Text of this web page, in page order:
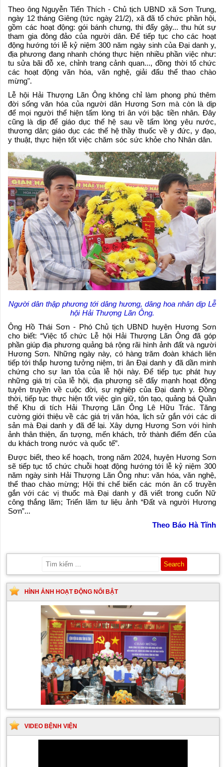
Theo ông Nguyễn Tiến Thích - Chủ tịch UBND xã Sơn Trung,
ngày 12 tháng Giêng (tức ngày 21/2), xã đã tổ chức phần hội,
gồm các hoạt động: gói bánh chưng, thi đẩy gậy... thu hút sự
tham gia đông đảo của người dân. Để tiếp tục cho các hoạt
động hướng tới lễ kỷ niệm 300 năm ngày sinh của Đại danh y,
địa phương đang nhanh chóng thực hiện nhiều phần việc như:
tu sửa bãi đỗ xe, chỉnh trang cảnh quan..., đồng thời tổ chức
các hoạt động văn hóa, văn nghệ, giải đấu thể thao chào
mừng".
Lễ hội Hải Thượng Lãn Ông không chỉ làm phong phú thêm
đời sống văn hóa của người dân Hương Sơn mà còn là dịp
để mọi người thể hiện tấm lòng tri ân với bậc tiền nhân. Đây
cũng là dịp để giáo dục thế hệ sau về tấm lòng yêu nước,
thương dân; giáo dục các thế hệ thầy thuốc về y đức, y đạo,
y thuật, thực hiện tốt việc chăm sóc sức khỏe cho Nhân dân.
Người dân thập phương tới dâng hương, dâng hoa nhân dịp Lễ
hội Hải Thượng Lãn Ông.
Ông Hồ Thái Sơn - Phó Chủ tịch UBND huyện Hương Sơn
cho biết: “Việc tổ chức Lễ hội Hải Thượng Lãn Ông đã góp
phần giúp địa phương quảng bá rộng rãi hình ảnh đất và người
Hương Sơn. Những ngày này, có hàng trăm đoàn khách liên
tiếp tới thắp hương tưởng niệm, tri ân Đại danh y đã dần minh
chứng cho sự lan tỏa của lễ hội này. Để tiếp tục phát huy
những giá trị của lễ hội, địa phương sẽ đẩy mạnh hoạt động
tuyên truyền về cuộc đời, sự nghiệp của Đại danh y. Đồng
thời, tiếp tục thực hiện tốt việc gìn giữ, tôn tạo, quảng bá Quần
thể Khu di tích Hải Thượng Lãn Ông Lê Hữu Trác. Tăng
cường giới thiệu về các giá trị văn hóa, lịch sử gắn với các di
sản mà Đại danh y đã để lại. Xây dựng Hương Sơn với hình
ảnh thân thiện, ấn tượng, mến khách, trở thành điểm đến của
du khách trong nước và quốc tế”.
Được biết, theo kế hoạch, trong năm 2024, huyện Hương Sơn
sẽ tiếp tục tổ chức chuỗi hoạt động hướng tới lễ kỷ niệm 300
năm ngày sinh Hải Thượng Lãn Ông như: văn hóa, văn nghệ,
thể thao chào mừng; Hội thi chế biến các món ăn cổ truyền
gắn với các vị thuốc mà Đại danh y đã viết trong cuốn Nữ
công thắng lãm; Triển lãm tư liệu ảnh “Đất và người Hương
Sơn”...
Theo Báo Hà Tĩnh
HÌNH ẢNH HOẠT ĐỘNG NỔI BẬT
VIDEO BỆNH VIỆN